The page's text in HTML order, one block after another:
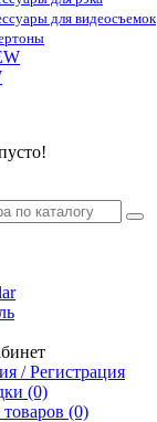
для видеосъемок
/ Регистрация
(0)
(0)